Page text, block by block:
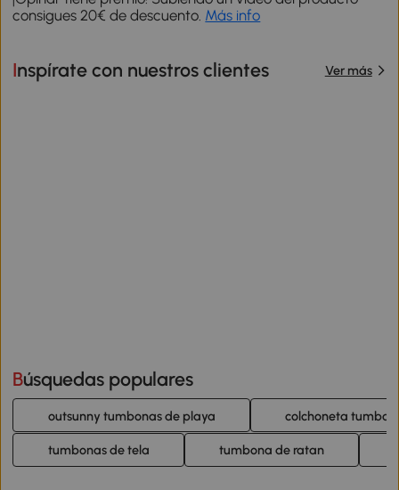
consigues 20€ de descuento. Más info
Inspírate con nuestros clientes Ver más
Búsquedas populares
outsunny tumbonas de playa colchoneta
tumbonas de tela tumbona de ratan